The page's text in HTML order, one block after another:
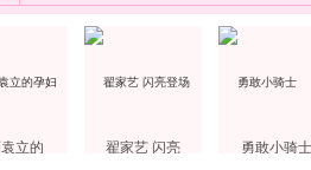
立的 翟家艺 闪亮 勇敢小骑士